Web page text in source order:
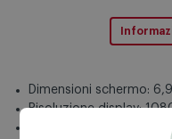
Dimensioni schermo:
Risoluzione display:
Tipologia display: